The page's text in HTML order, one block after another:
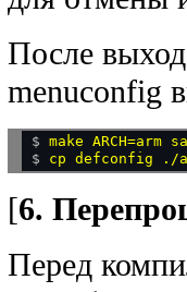
После
menuconfig
$ make ARCH=arm
$
[6.
Перед